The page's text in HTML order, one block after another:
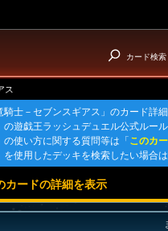
カード検索
ス
士－セブンスギアス」のカード詳細
の遊戯王ラッシュデュエル公式ルー
の使い方に関する質問等は「 このカ
を使用したデッキを検索したい場合は
カードの詳細を表示